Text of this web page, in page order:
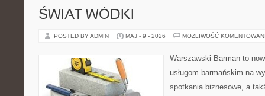
ŚWIAT WÓDKI
POSTED BY ADMIN MAJ - 9 - 2026 MOŻLIWOŚĆ
Warszawski Barman to
usługom barmańskim na
spotkania biznesowe, a